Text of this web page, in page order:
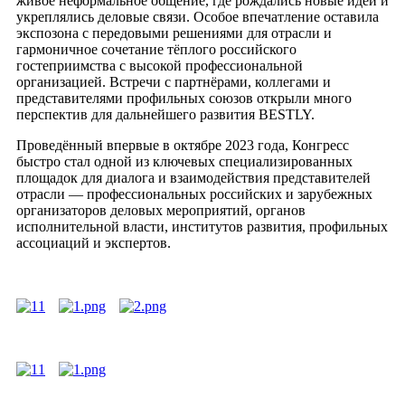
укреплялись деловые связи. Особое впечатление оставила
экспозона с передовыми решениями для отрасли и
гармоничное сочетание тёплого российского
гостеприимства с высокой профессиональной
организацией. Встречи с партнёрами, коллегами и
представителями профильных союзов открыли много
перспектив для дальнейшего развития BESTLY.
Проведённый впервые в октябре 2023 года, Конгресс
быстро стал одной из ключевых специализированных
площадок для диалога и взаимодействия представителей
отрасли — профессиональных российских и зарубежных
организаторов деловых мероприятий, органов
исполнительной власти, институтов развития, профильных
ассоциаций и экспертов.